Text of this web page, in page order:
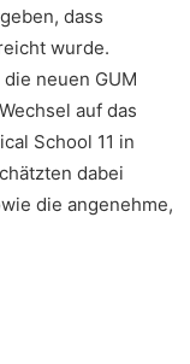
dass
wurde.
neuen GUM
auf das
School 11 in
dabei
die angenehme,